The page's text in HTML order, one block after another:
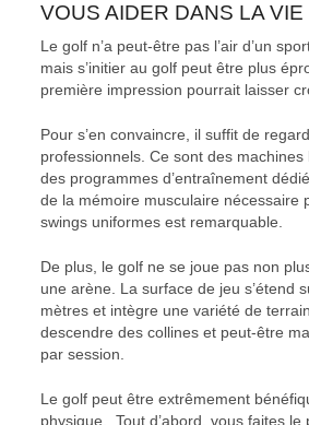
VOUS AIDER DANS LA VIE
Le golf n’a peut-être pas l’air d’un
mais s’initier au golf peut être plus
première impression pourrait laisser
Pour s’en convaincre, il suffit de
professionnels. Ce sont des
des programmes d’entraînement
de la mémoire musculaire nécessaire
swings uniformes est remarquable.
De plus, le golf ne se joue pas non
une arène. La surface de jeu s’étend
mètres et intègre une variété de
descendre des collines et peut-être
par session.
Le golf peut être extrêmement
physique. Tout d’abord, vous faites le